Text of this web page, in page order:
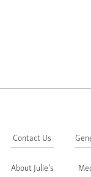
Contact Us
About Julie's